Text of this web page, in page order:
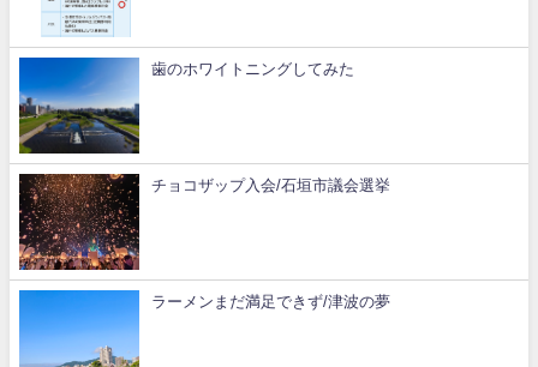
歯のホワイトニングしてみた
チョコザップ入会/石垣市議会選挙
ラーメンまだ満足できず/津波の夢